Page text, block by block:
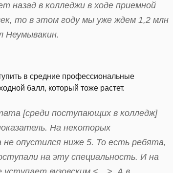
назад в колледжи в ходе приемной
то в этом году мы уже ждем 1,2 млн
Неумывакин.
в средние профессиональные
балл, который тоже растет.
[среди поступающих в колледж]
На некоторых
опустился ниже 5. То есть ребята,
на эту специальность. И на